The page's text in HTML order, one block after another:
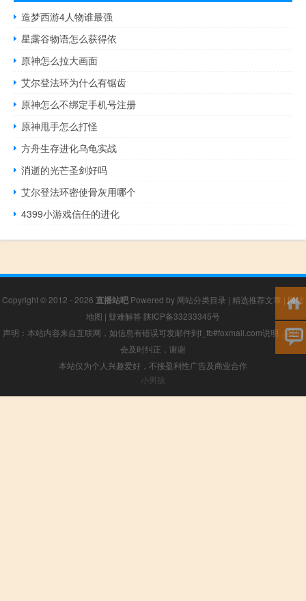
造梦西游4人物谁最强
星露谷物语怎么获得依
原神怎么拉大画面
艾尔登法环为什么有锯齿
原神怎么不绑定手机号注册
原神甩手怎么打怪
方舟生存进化乌龟实战
消逝的光芒圣剑好吗
艾尔登法环密使骨灰用哪个
4399小游戏信任的进化
Copyright © 2012 - 2026 直播站吧 Powered by 网站分类目录 | 精选推荐文章 | 网站
地图 | 疑难解答 陕ICP备33233345号
声明：本站内容来自互联网，如信息有错误可发邮件到f_fb#foxmail.com说明，我们
会及时纠正，谢谢
本站仅为个人兴趣爱好，不接盈利性广告及商业合作
小男孩